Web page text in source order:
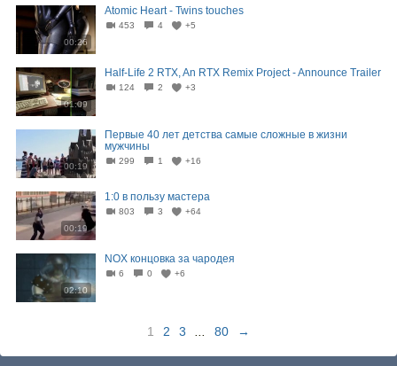
00:26
Atomic Heart - Twins touches
453 4 +5
01:09
Half-Life 2 RTX, An RTX Remix Project - Announce Trailer
124 2 +3
00:19
Первые 40 лет детства самые сложные в жизни
мужчины⁠⁠
299 1 +16
00:19
1:0 в пользу мастера
803 3 +64
02:10
NOX концовка за чародея
6 0 +6
1 2 3 80 →